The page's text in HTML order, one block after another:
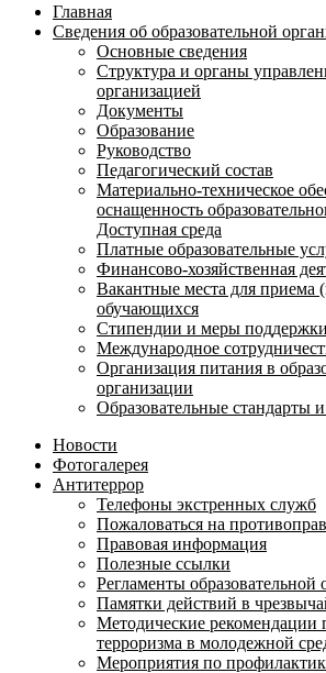
Главная
Сведения об образовательной
Основные сведения
Структура и органы
организацией
Документы
Образование
Руководство
Педагогический состав
Материально-техническое
оснащенность
Доступная среда
Платные образовательные
Финансово-хозяйственная
Вакантные места для приема
обучающихся
Стипендии и меры
Международное
Организация питания в
организации
Образовательные стандарты
Новости
Фотогалерея
Антитеррор
Телефоны экстренных служб
Пожаловаться на
Правовая информация
Полезные ссылки
Регламенты образовательной
Памятки действий в
Методические рекомендации
терроризма в молодежной
Мероприятия по